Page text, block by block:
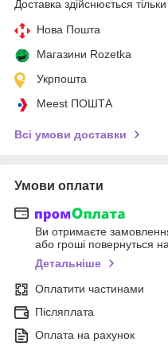
Доставка здійснюється
Нова Пошта
Магазини Rozetka
Укрпошта
Meest ПОШТА
Всі умови доставки
Умови оплати
Ви отримаєте
або гроші повернуться
Детальніше
Оплатити частинами
Післяплата
Оплата на рахунок